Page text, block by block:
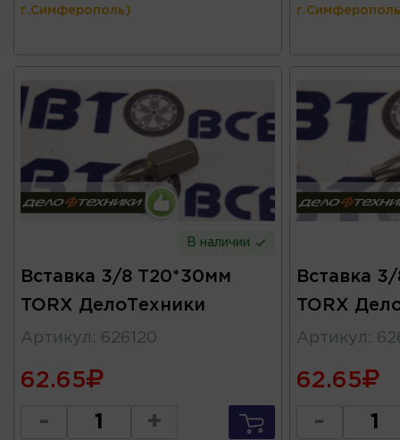
г.Симферополь)
В наличии
Вставка 3/8 T20*30мм
TORX ДелоТехники
Артикул : 626120
62.65
- +
Вставка
TORX
Артикул :
62.65
-